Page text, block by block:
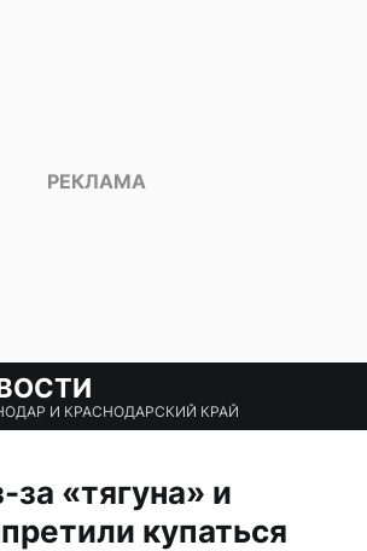
И КРАСНОДАРСКИЙ КРАЙ
за «тягуна» и
купаться